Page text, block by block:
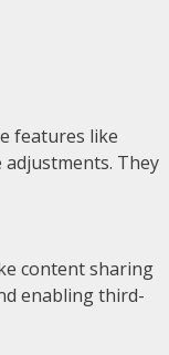
features like
They
content sharing
enabling third-